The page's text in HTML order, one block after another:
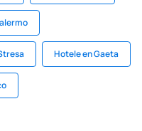
Hotele en Gaeta